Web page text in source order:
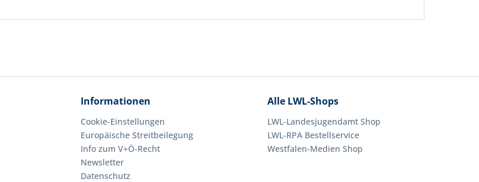
Informationen
Cookie-Einstellungen
Europäische Streitbeilegung
Info zum V+Ö-Recht
Newsletter
Datenschutz
Alle LWL-Shops
LWL-Landesjugendamt Shop
LWL-RPA Bestellservice
Westfalen-Medien Shop